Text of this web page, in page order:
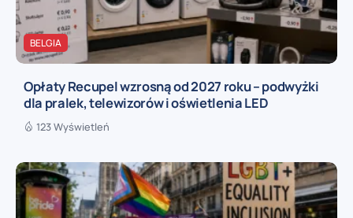
BELGIA
Opłaty Recupel wzrosną od 2027 roku – podwyżki
dla pralek, telewizorów i oświetlenia LED
123 Wyświetleń